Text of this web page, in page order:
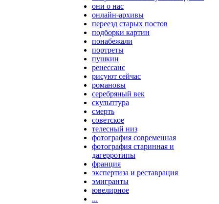
они о нас
онлайн-архивы
переезд старых постов
подборки картин
понабежали
портреты
пушкин
ренессанс
рисуют сейчас
романовы
серебряный век
скульптура
смерть
советское
телесный низ
фотография современная
фотография старинная и
дагерротипы
франция
экспертиза и реставрация
эмигранты
ювелирное
...